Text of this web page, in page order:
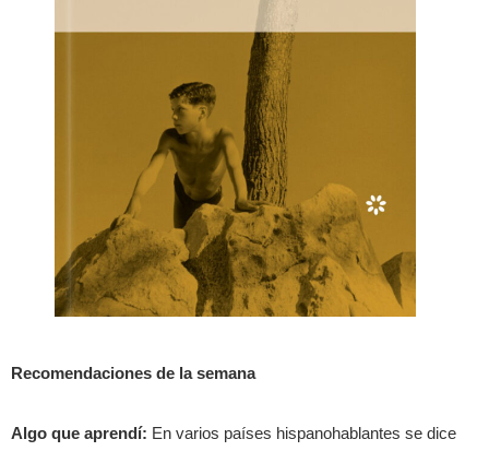
Recomendaciones de la semana
Algo que aprendí: En varios países hispanohablantes se dice